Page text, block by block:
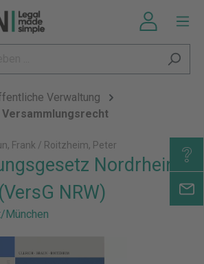
Verwaltung
Versammlungsrecht
Frank / Roitzheim, Peter
Nordrhein-
NRW)
München